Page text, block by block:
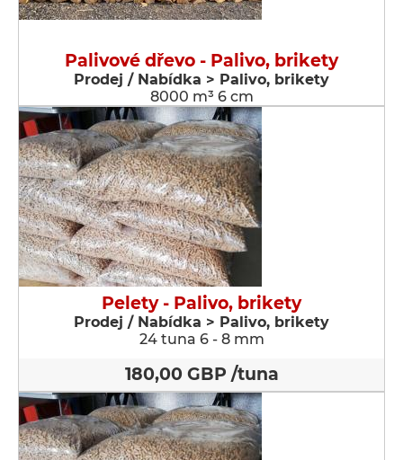
Palivové dřevo - Palivo, brikety
Prodej / Nabídka > Palivo, brikety
8000 m³ 6 cm
Pelety - Palivo, brikety
Prodej / Nabídka > Palivo, brikety
24 tuna 6 - 8 mm
180,00 GBP /tuna